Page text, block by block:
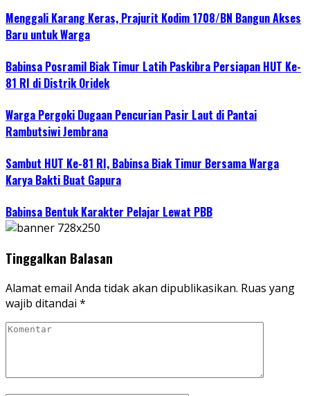
Menggali Karang Keras, Prajurit Kodim 1708/BN Bangun Akses
Baru untuk Warga
Babinsa Posramil Biak Timur Latih Paskibra Persiapan HUT Ke-
81 RI di Distrik Oridek
Warga Pergoki Dugaan Pencurian Pasir Laut di Pantai
Rambutsiwi Jembrana
Sambut HUT Ke-81 RI, Babinsa Biak Timur Bersama Warga
Karya Bakti Buat Gapura
Babinsa Bentuk Karakter Pelajar Lewat PBB
Tinggalkan Balasan
Alamat email Anda tidak akan dipublikasikan. Ruas yang
wajib ditandai *